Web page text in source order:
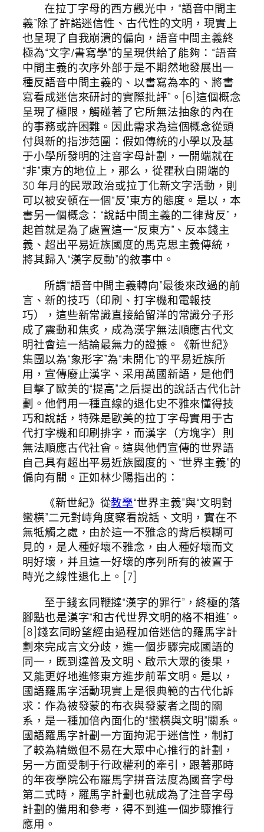
在拉丁字母的西方觀光中，“語音中間主
義”除了許諾迷信性、古代性的文明，現實上
也呈現了自我崩潰的偏向，語音中間主義終
極為“文字/書寫學”的呈現供給了能夠：“語音
中間主義的次序外部于是不期然地發展出一
種反語音中間主義的、以書寫為本的、將書
寫看成迷信來研討的實際批評”。[6]這個概念
呈現了極限，觸碰著了它所無法抽象的內在
的事務或許困難。因此需求為這個概念從頭
付與新的指涉范圍：假如傳統的小學以及基
于小學所發明的注音字母計劃，一開端就在
“非”東方的地位上，那么，從瞿秋白開端的
30 年月的民眾政治或拉丁化新文字活動，則
可以被安頓在一個“反”東方的態度。是以，本
書另一個概念：“說話中間主義的二律背反”，
起首就是為了處置這一“反東方”、反本錢主
義、超出平易近族國度的馬克思主義傳統，
將其歸入“漢字反動”的敘事中。
所謂“語音中間主義轉向”最後來改過的前
言、新的技巧（印刷、打字機和電報技
巧），這些新常識直接給留洋的常識分子形
成了震動和焦炙，成為漢字無法順應古代文
明社會這一結論最無力的證據。《新世紀》
集團以為“象形字”為“未開化”的平易近族所
用，宣傳廢止漢字、采用萬國新語，是他們
目擊了歐美的“提高”之后提出的說話古代化計
劃。他們用一種直線的退化史不雅來懂得技
巧和說話，特殊是歐美的拉丁字母實用于古
代打字機和印刷排字，而漢字（方塊字）則
無法順應古代社會。這與他們宣傳的世界語
自己具有超出平易近族國度的、“世界主義”的
偏向有關。正如林少陽指出的：
《新世紀》從教學“世界主義”與“文明對
蠻橫”二元對峙角度察看說話、文明，實在不
無牴觸之處，由於這一不雅念的背后模糊可
見的，是人種好壞不雅念，由人種好壞而文
明好壞，并且這一好壞的序列所有的被置于
時光之線性退化上。[7]
至于錢玄同鞭撻“漢字的罪行”，終極的落
腳點也是漢字“和古代世界文明的格不相進”。
[8]錢玄同盼望經由過程加倍迷信的羅馬字計
劃來完成言文分歧，進一個步驟完成國語的
同一，既到達普及文明、啟示大眾的後果，
又能更好地進修東方進步前輩文明。是以，
國語羅馬字活動現實上是很典範的古代化訴
求：作為被發蒙的布衣與發蒙者之間的關
系，是一種加倍內面化的“蠻橫與文明”關系。
國語羅馬字計劃一方面拘泥于迷信性，制訂
了較為精緻但不易在大眾中心推行的計劃，
另一方面受制于行政權利的牽引，跟著那時
的年夜學院公布羅馬字拼音法度為國音字母
第二式時，羅馬字計劃也就成為了注音字母
計劃的備用和參考，得不到進一個步驟推行
應用。